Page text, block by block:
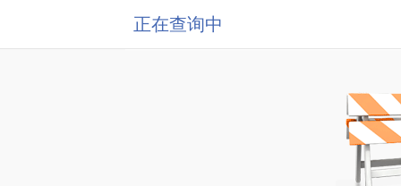
正在查询中